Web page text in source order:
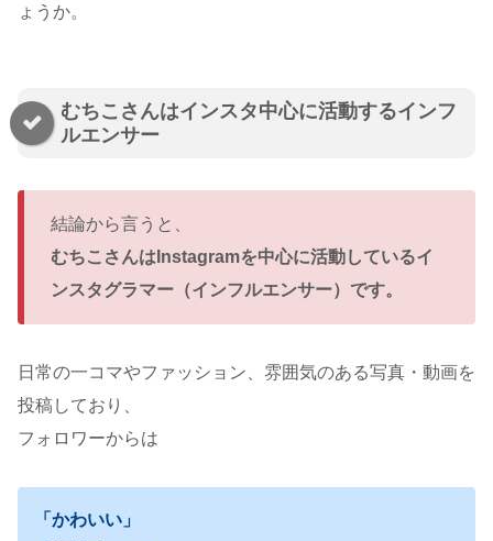
ょうか。
むちこさんはインスタ中心に活動するインフ
ルエンサー
結論から言うと、
むちこさんはInstagramを中心に活動しているイ
ンスタグラマー（インフルエンサー）です。
日常の一コマやファッション、雰囲気のある写真・動画を
投稿しており、
フォロワーからは
「かわいい」